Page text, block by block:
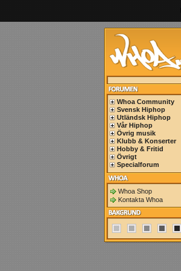
Whoa Community
Svensk Hiphop
Utländsk Hiphop
Vår Hiphop
Övrig musik
Klubb & Konserter
Hobby & Fritid
Övrigt
Specialforum
Whoa Shop
Kontakta Whoa